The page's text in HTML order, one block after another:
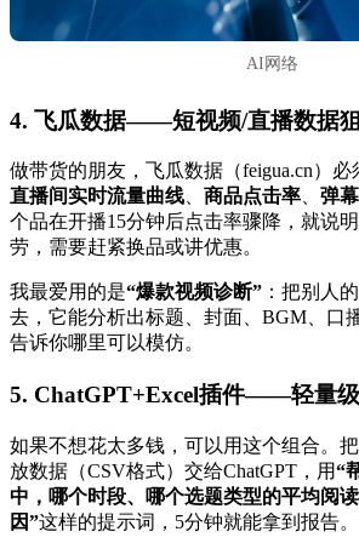
AI网络
4. 飞瓜数据——短视频/直播数据
做带货的朋友，飞瓜数据（feigua.cn）必
直播间实时流量曲线
商品点击率 弹
个品在开播15分钟后点击率骤降，就说
劳，需要赶紧换品或讲优惠。
我最爱用的是“爆款视频诊断” ：把别人
去，它能分析出标题、封面、BGM、口
告诉你哪里可以模仿。
5. ChatGPT+Excel插件——轻量
如果不想花太多钱，可以用这个组合。
放数据（CSV格式）交给ChatGPT，用“
中，哪个时段、哪个选题类型的平均阅
因”这样的提示词，5分钟就能拿到报告。